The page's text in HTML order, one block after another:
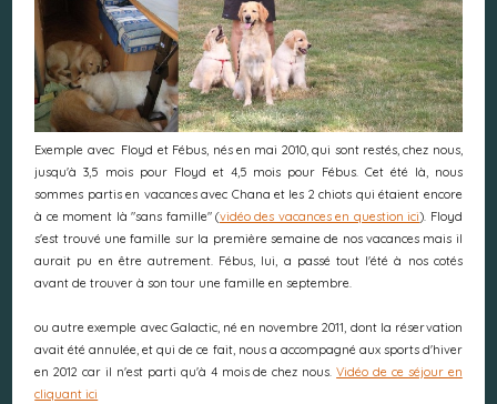
Exemple avec Floyd et Fébus, nés en mai 2010, qui sont restés, chez nous,
jusqu'à 3,5 mois pour Floyd et 4,5 mois pour Fébus. Cet été là, nous
sommes partis en vacances avec Chana et les 2 chiots qui étaient encore
à ce moment là "sans famille" (vidéo des vacances en question ici). Floyd
s'est trouvé une famille sur la première semaine de nos vacances mais il
aurait pu en être autrement. Fébus, lui, a passé tout l'été à nos cotés
avant de trouver à son tour une famille en septembre.
ou autre exemple avec Galactic, né en novembre 2011, dont la réservation
avait été annulée, et qui de ce fait, nous a accompagné aux sports d'hiver
en 2012 car il n'est parti qu'à 4 mois de chez nous.Vidéo de ce séjour en
cliquant ici